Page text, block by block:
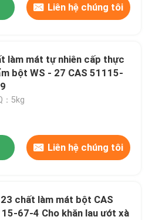
Liên hệ chúng tôi
làm mát tự nhiên cấp thực
bột WS - 27 CAS 51115-
：5kg
Liên hệ chúng tôi
chất làm mát bột CAS
67-4 Cho khăn lau ướt xà